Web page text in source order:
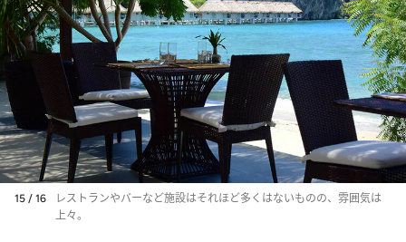
15 / 16
レストランやバーなど施設はそれほど多くはないものの、雰囲気は
上々。